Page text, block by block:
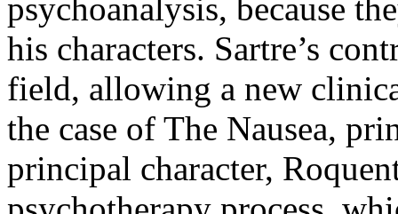
psychoanalysis, because
his characters. Sartre’s
field, allowing a new
the case of The Nausea,
principal character,